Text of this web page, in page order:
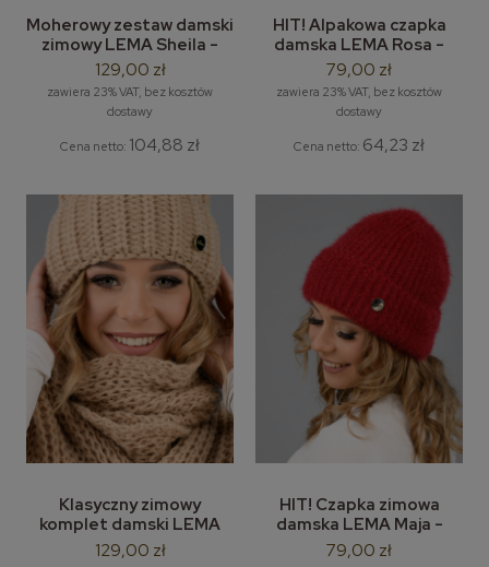
Moherowy zestaw damski
zimowy LEMA Sheila -
moherowa czapka
damska z szalem
129,00 zł
zawiera 23% VAT, bez kosztów
dostawy
Cena netto: 104,88 zł
HIT! Alpakowa czapka
damska LEMA Rosa -
damska czapka zimowa
beanie
79,00 zł
zawiera 23% VAT, bez kosztów
dostawy
Cena netto: 64,23 zł
Klasyczny zimowy
komplet damski LEMA
Dalia - zimowa czapka
129,00 zł
HIT! Czapka zimowa
damska LEMA Maja -
moherowa czapka bez
79,00 zł